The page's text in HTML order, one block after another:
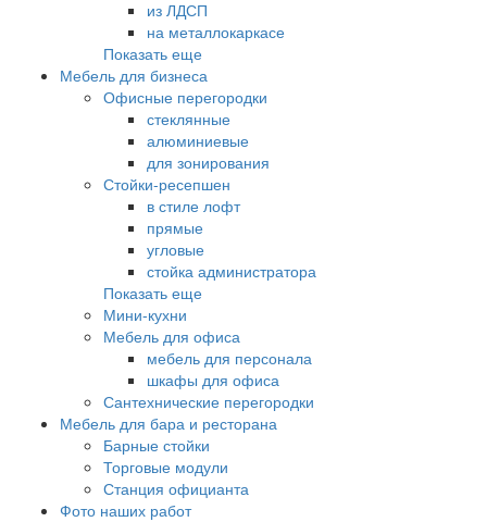
из ЛДСП
на металлокаркасе
Показать еще
Мебель для бизнеса
Офисные перегородки
стеклянные
алюминиевые
для зонирования
Стойки-ресепшен
в стиле лофт
прямые
угловые
стойка администратора
Показать еще
Мини-кухни
Мебель для офиса
мебель для персонала
шкафы для офиса
Сантехнические перегородки
Мебель для бара и ресторана
Барные стойки
Торговые модули
Станция официанта
Фото наших работ